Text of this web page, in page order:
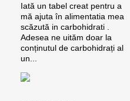
Iată un tabel creat pentru a
mă ajuta în alimentatia mea
scăzută in carbohidrati .
Adesea ne uităm doar la
conținutul de carbohidrați al
un...